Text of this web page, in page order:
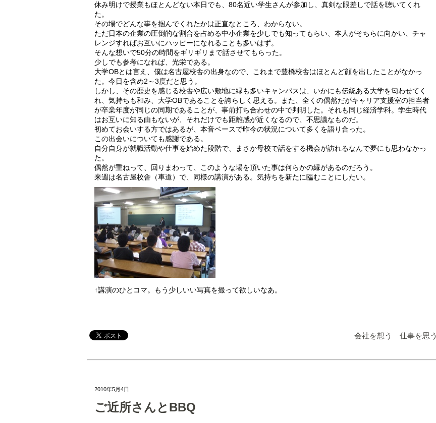
休み明けで授業もほとんどない本日でも、80名近い学生さんが参加し、真剣な眼差しで話を聴いてくれ
た。
その場でどんな事を掴んでくれたかは正直なところ、わからない。
ただ日本の企業の圧倒的な割合を占める中小企業を少しでも知ってもらい、本人がそちらに向かい、チャ
レンジすればお互いにハッピーになれることも多いはず。
そんな想いで50分の時間をギリギリまで話させてもらった。
少しでも参考になれば、光栄である。
大学OBとは言え、僕は名古屋校舎の出身なので、これまで豊橋校舎はほとんど顔を出したことがなかっ
た。今日を含め2～3度だと思う。
しかし、その歴史を感じる校舎や広い敷地に緑も多いキャンパスは、いかにも伝統ある大学を匂わせてく
れ、気持ちも和み、大学OBであることを誇らしく思える。また、全くの偶然だがキャリア支援室の担当者
が卒業年度が同じの同期であることが、事前打ち合わせの中で判明した。それも同じ経済学科。学生時代
はお互いに知る由もないが、それだけでも距離感が近くなるので、不思議なものだ。
初めてお会いする方ではあるが、本音ベースで昨今の状況について多くを語り合った。
この出会いについても感謝である。
自分自身が就職活動や仕事を始めた段階で、まさか母校で話をする機会が訪れるなんで夢にも思わなかっ
た。
偶然が重ねって、回りまわって、このような場を頂いた事は何らかの縁があるのだろう。
来週は名古屋校舎（車道）で、同様の講演がある。気持ちを新たに臨むことにしたい。
↑講演のひとコマ。もう少しいい写真を撮って欲しいなあ。
会社を想う 仕事を思う
2010年5月4日
ご近所さんとBBQ